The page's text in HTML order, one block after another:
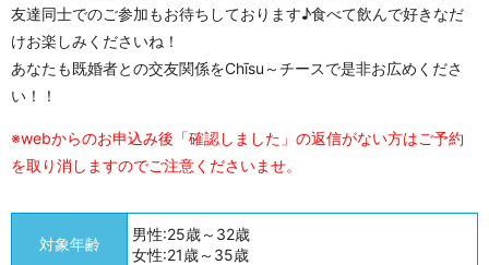
友達同士でのご参加もお待ちしております♪食べて飲んで好きなだ
けお楽しみくださいね！
あなたも既婚者との交友関係をChīsu～チースで是非お広めくださ
い！！
※webからのお申込み後「確認しました」の返信がない方はご予約
を取り消しますのでご注意くださいませ。
対象年齢
男性:25歳～32歳
女性:21歳～35歳